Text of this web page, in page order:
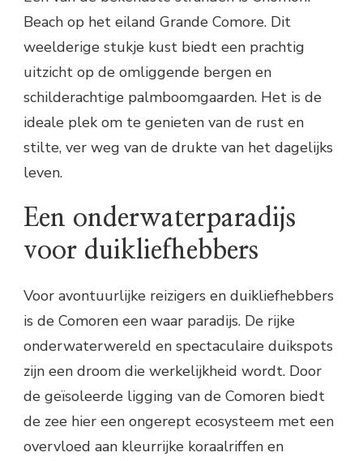
Beach op het eiland Grande Comore. Dit
weelderige stukje kust biedt een prachtig
uitzicht op de omliggende bergen en
schilderachtige palmboomgaarden. Het is de
ideale plek om te genieten van de rust en
stilte, ver weg van de drukte van het dagelijks
leven.
Een onderwaterparadijs
voor duikliefhebbers
Voor avontuurlijke reizigers en duikliefhebbers
is de Comoren een waar paradijs. De rijke
onderwaterwereld en spectaculaire duikspots
zijn een droom die werkelijkheid wordt. Door
de geïsoleerde ligging van de Comoren biedt
de zee hier een ongerept ecosysteem met een
overvloed aan kleurrijke koraalriffen en